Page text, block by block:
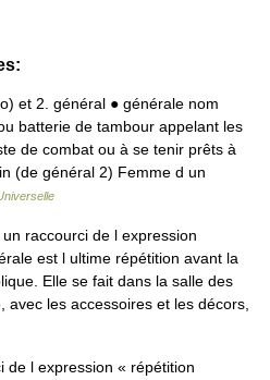
et 2. général ● générale nom
batterie de tambour appelant les
de combat ou à se tenir prêts à
(de général 2) Femme d un
raccourci de l expression
est l ultime répétition avant la
Elle se fait dans la salle des
avec les accessoires et les décors,
l expression « répétition